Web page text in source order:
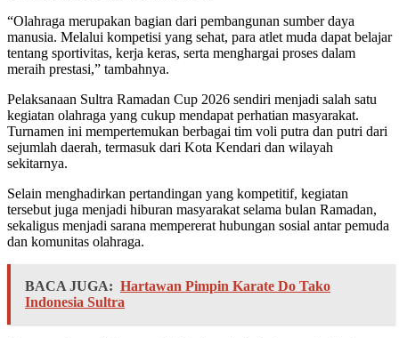
“Olahraga merupakan bagian dari pembangunan sumber daya
manusia. Melalui kompetisi yang sehat, para atlet muda dapat belajar
tentang sportivitas, kerja keras, serta menghargai proses dalam
meraih prestasi,” tambahnya.
Pelaksanaan Sultra Ramadan Cup 2026 sendiri menjadi salah satu
kegiatan olahraga yang cukup mendapat perhatian masyarakat.
Turnamen ini mempertemukan berbagai tim voli putra dan putri dari
sejumlah daerah, termasuk dari Kota Kendari dan wilayah
sekitarnya.
Selain menghadirkan pertandingan yang kompetitif, kegiatan
tersebut juga menjadi hiburan masyarakat selama bulan Ramadan,
sekaligus menjadi sarana mempererat hubungan sosial antar pemuda
dan komunitas olahraga.
BACA JUGA: Hartawan Pimpin Karate Do Tako
Indonesia Sultra